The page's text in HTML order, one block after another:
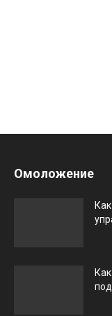
Омоложение